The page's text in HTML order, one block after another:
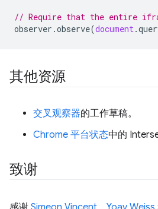
// Require that the entire
observer .observe(document.
其他资源
交叉观察器的工作草稿。
Chrome 平台状态中的
致谢